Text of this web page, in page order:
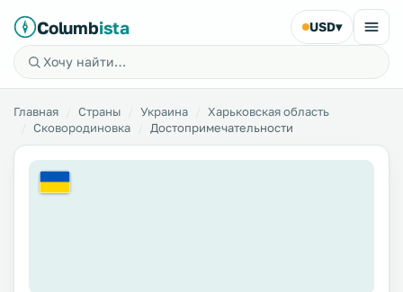
Columbista USD▾
Главная Страны Украина
Харьковская область
Сковородиновка
Достопримечательности